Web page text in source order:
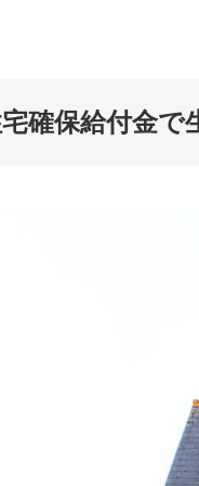
確保給付金で